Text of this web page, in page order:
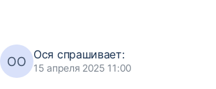
ОО Ося спрашивает:
15 апреля 2025 11:00